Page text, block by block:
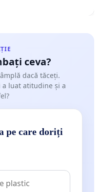
ceva?
dacă tăceți.
luat atitudine și a
pe care doriți